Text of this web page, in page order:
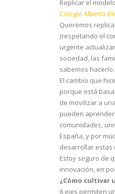
Replicar el
Colegio Alberto
Queremos
(respetando el
urgente
sociedad, las
sabemos hacerlo.
El cambio que
porque está
de movilizar a
pueden
comunidades,
España, y por
desarrollar estas
Estoy seguro de
innovación, en
¿Cómo cultivar
6 ejes permiten